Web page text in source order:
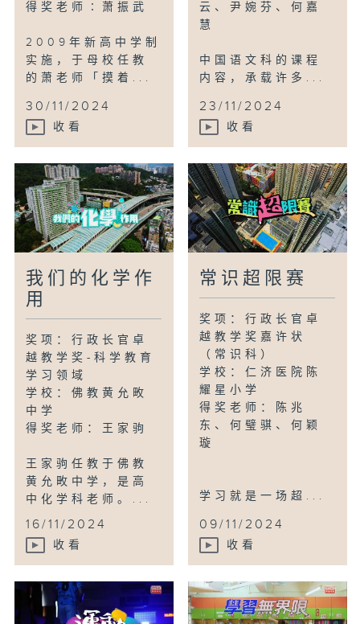
得奖老师∶萧振武
2009年新高中学制
实施，于母校任教
的萧老师「摸着...
30/11/2024
收看
云、尹婉芬、何嘉
慧
中国语文科的课程
内容，承载许多...
23/11/2024
收看
我们的化学作
用
奖项：行政长官卓
越教学奖-科学教育
学习领域
学校：佛教黄允畋
中学
得奖老师：王家驹
王家驹任教于佛教
黄允畋中学，是高
中化学科老师。...
16/11/2024
收看
常识超限赛
奖项：行政长官卓
越教学奖嘉许状
（常识科）
学校：仁济医院陈
耀星小学
得奖老师：陈兆
东、何璧骐、何颖
璇
学习就是一场超...
09/11/2024
收看